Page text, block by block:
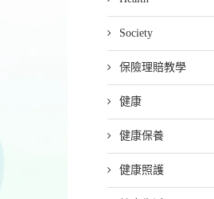
Society
保險理賠教學
健康
健康保養
健康照護